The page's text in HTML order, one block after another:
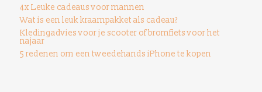
4x Leuke cadeaus voor mannen
Wat is een leuk kraampakket als cadeau?
Kledingadvies voor je scooter of bromfiets voor het
najaar
5 redenen om een ​​tweedehands iPhone te kopen